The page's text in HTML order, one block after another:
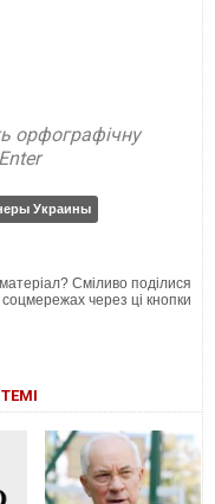
орфографічну
Украины
Сміливо поділися
через ці кнопки